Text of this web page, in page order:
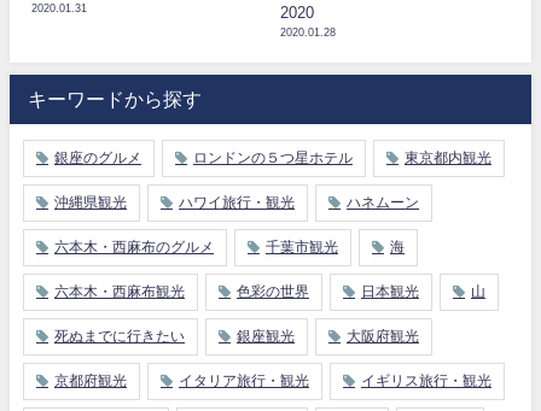
2020.01.31
2020
2020.01.28
キーワードから探す
銀座のグルメ ロンドンの５つ星ホテル 東京都内観光
沖縄県観光 ハワイ旅行・観光 ハネムーン
六本木・西麻布のグルメ 千葉市観光 海
六本木・西麻布観光 色彩の世界 日本観光 山
死ぬまでに行きたい 銀座観光 大阪府観光
京都府観光 イタリア旅行・観光 イギリス旅行・観光